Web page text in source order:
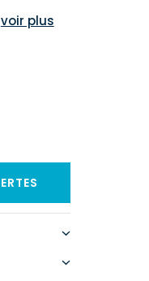
voir plus